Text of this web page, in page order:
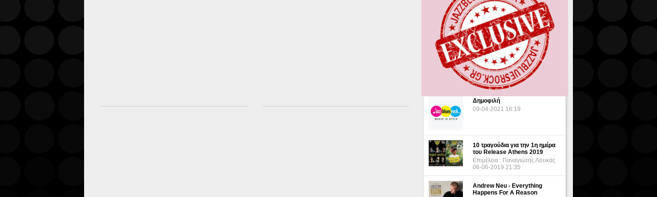
ΔΗΜΟΦΙΛΗ ΘΕΜΑΤΑ
Δημοφιλή
09-04-2021 16:19
10 τραγούδια για την 1η ημέρα
του Release Athens 2019
Επιμέλεια : Παναγιώτης Λουκάς
06-06-2019 21:35
Andrew Neu - Everything
Happens For A Reason